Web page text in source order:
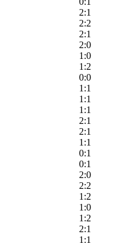
2:1
2:2
2:1
2:0
1:0
1:2
0:0
1:1
1:1
1:1
2:1
2:1
1:1
0:1
0:1
2:0
2:2
1:2
1:0
1:2
2:1
1:1